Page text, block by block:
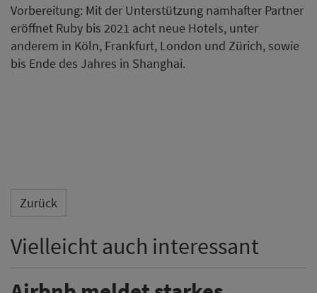
Vorbereitung: Mit der Unterstützung namhafter Partner
eröffnet Ruby bis 2021 acht neue Hotels, unter
anderem in Köln, Frankfurt, London und Zürich, sowie
bis Ende des Jahres in Shanghai.
Zurück
Vielleicht auch interessant